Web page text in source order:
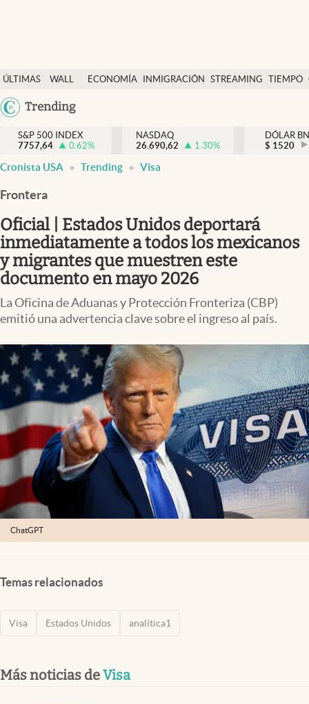
ÚLTIMAS
NOTICIAS
WALL
DÓLAR
ECONOMÍA INMIGRACIÓN STREAMING TIEMPO
Trending
Finanzas y economía
Wall Street y dólar
Inmigración
Espiritual
Streaming
Lifestyle
USA
S&P 500 INDEX
7757,64
0.62%
NASDAQ
26.690,62
1.30%
DÓLAR
$ 1520
Cronista USA Trending Visa
Frontera
Oficial | Estados Unidos deportará
inmediatamente a todos los mexicanos
y migrantes que muestren este
documento en mayo 2026
La Oficina de Aduanas y Protección Fronteriza (CBP)
emitió una advertencia clave sobre el ingreso al país.
ChatGPT
Temas relacionados
Visa Estados Unidos analítica1
Más noticias deVisa